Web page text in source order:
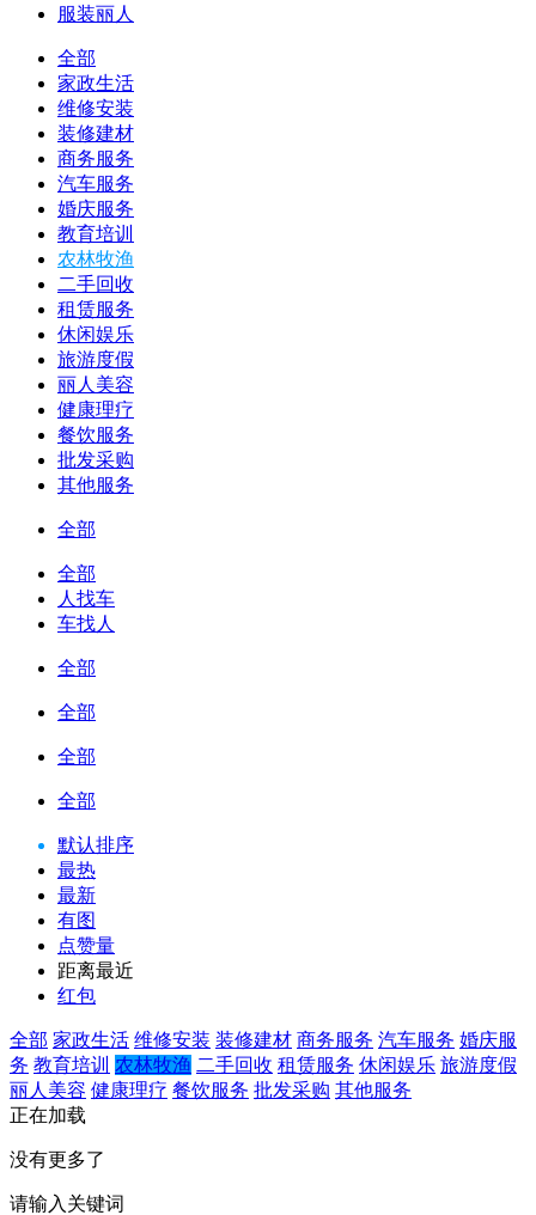
服装丽人
全部
家政生活
维修安装
装修建材
商务服务
汽车服务
婚庆服务
教育培训
农林牧渔
二手回收
租赁服务
休闲娱乐
旅游度假
丽人美容
健康理疗
餐饮服务
批发采购
其他服务
全部
全部
人找车
车找人
全部
全部
全部
全部
默认排序
最热
最新
有图
点赞量
距离最近
红包
全部 家政生活 维修安装 装修建材 商务服务 汽车服务 婚庆服
务 教育培训 农林牧渔 二手回收 租赁服务 休闲娱乐 旅游度假
丽人美容 健康理疗 餐饮服务 批发采购 其他服务
正在加载
没有更多了
请输入关键词